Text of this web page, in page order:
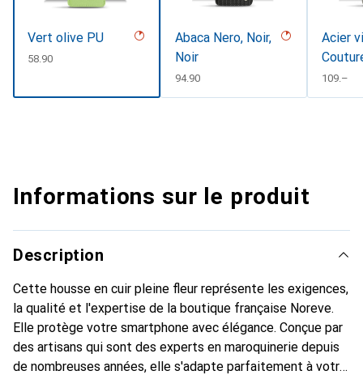
Vert olive PU
CHF
58.90
Abaca Nero, Noir,
Noir
CHF
94.90
Acier
CHF
109.–
Informations sur le produit
Description
Cette housse en cuir pleine fleur représente les exigences,
la qualité et l'expertise de la boutique française Noreve.
Elle protège votre smartphone avec élégance. Conçue par
des artisans qui sont des experts en maroquinerie depuis
de nombreuses années, elle s'adapte parfaitement à votre